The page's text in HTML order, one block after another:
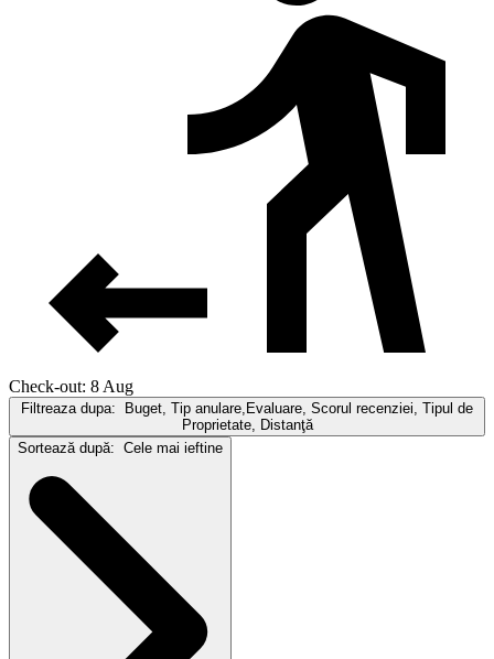
Check-out: 8 Aug
Filtreaza dupa: Buget, Tip anulare,Evaluare, Scorul recenziei, Tipul de
Proprietate, Distanţă
Sortează după: Cele mai ieftine